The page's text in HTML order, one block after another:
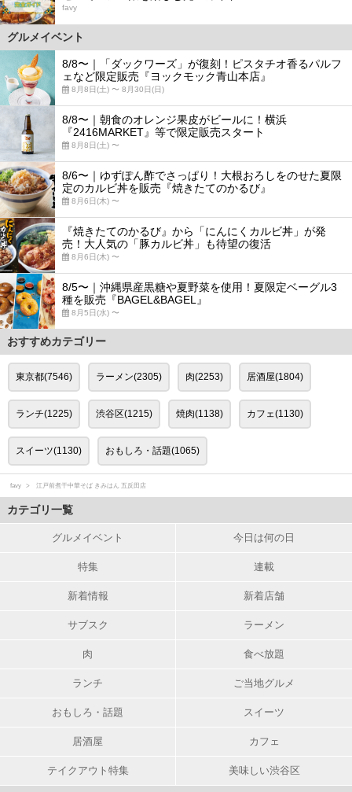
favy
グルメイベント
8/8〜｜「ダックワーズ」が復刻！ピスタチオ香るパルフ
ェなど限定販売『ヨックモック青山本店』
8月8日(土) 〜 8月30日(日)
8/8〜｜朝食のオレンジ果皮がビールに！横浜
『2416MARKET』等で限定販売スタート
8月8日(土) 〜
8/6〜｜ゆずぽん酢でさっぱり！大根おろしをのせた夏限
定のカルビ丼を販売『焼きたてのかるび』
8月6日(木) 〜
『焼きたてのかるび』から「にんにくカルビ丼」が発
売！大人気の「豚カルビ丼」も待望の復活
8月6日(木) 〜
8/5〜｜沖縄県産黒糖や夏野菜を使用！夏限定ベーグル3
種を販売『BAGEL&BAGEL』
8月5日(水) 〜
おすすめカテゴリー
東京都(7546) ラーメン(2305) 肉(2253) 居酒屋(1804)
ランチ(1225) 渋谷区(1215) 焼肉(1138) カフェ(1130)
スイーツ(1130) おもしろ・話題(1065)
favy 江戸前煮干中華そば きみはん 五反田店
カテゴリ一覧
グルメイベント 今日は何の日
特集 連載
新着情報 新着店舗
サブスク ラーメン
肉 食べ放題
ランチ ご当地グルメ
おもしろ・話題 スイーツ
居酒屋 カフェ
テイクアウト特集 美味しい渋谷区